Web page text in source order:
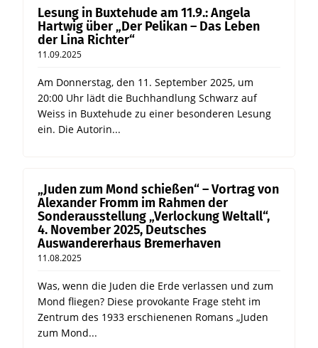
Lesung in Buxtehude am 11.9.: Angela
Hartwig über „Der Pelikan – Das Leben
der Lina Richter“
11.09.2025
Am Donnerstag, den 11. September 2025, um
20:00 Uhr lädt die Buchhandlung Schwarz auf
Weiss in Buxtehude zu einer besonderen Lesung
ein. Die Autorin...
„Juden zum Mond schießen“ – Vortrag von
Alexander Fromm im Rahmen der
Sonderausstellung „Verlockung Weltall“,
4. November 2025, Deutsches
Auswandererhaus Bremerhaven
11.08.2025
Was, wenn die Juden die Erde verlassen und zum
Mond fliegen? Diese provokante Frage steht im
Zentrum des 1933 erschienenen Romans „Juden
zum Mond...